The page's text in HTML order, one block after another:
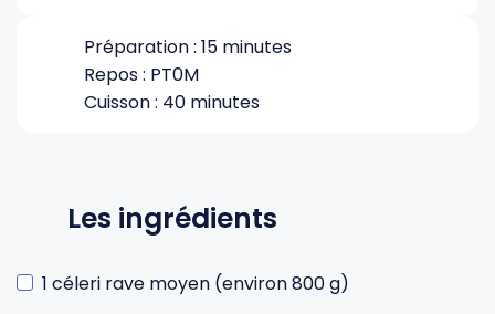
Préparation : 15 minutes
Repos : PT0M
Cuisson : 40 minutes
Les ingrédients
1 céleri rave moyen (environ 800 g)